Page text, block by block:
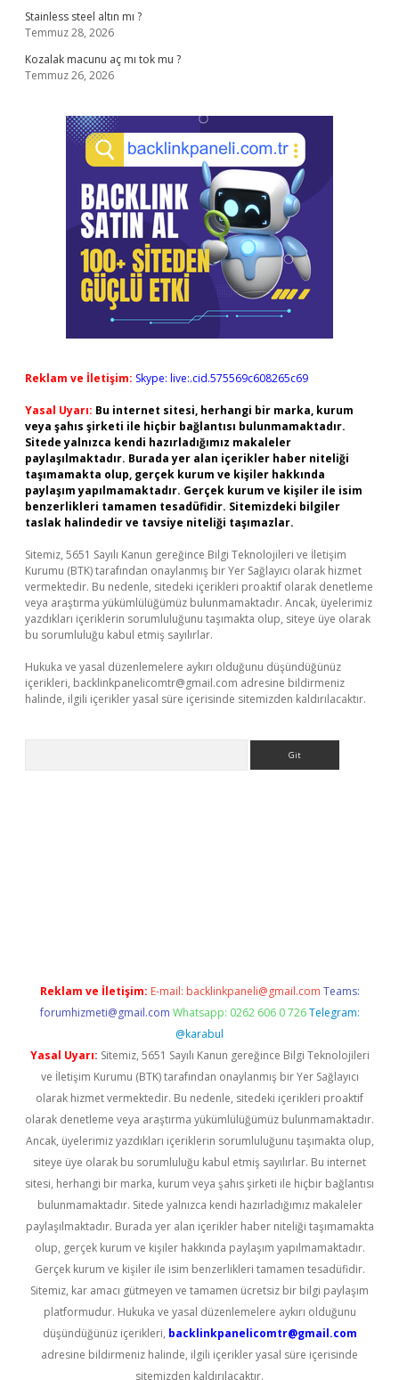
Stainless steel altın mı ?
Temmuz 28, 2026
Kozalak macunu aç mı tok mu ?
Temmuz 26, 2026
Reklam ve İletişim: Skype: live:.cid.575569c608265c69
Yasal Uyarı: Bu internet sitesi, herhangi bir marka, kurum
veya şahıs şirketi ile hiçbir bağlantısı bulunmamaktadır.
Sitede yalnızca kendi hazırladığımız makaleler
paylaşılmaktadır. Burada yer alan içerikler haber niteliği
taşımamakta olup, gerçek kurum ve kişiler hakkında
paylaşım yapılmamaktadır. Gerçek kurum ve kişiler ile isim
benzerlikleri tamamen tesadüfidir. Sitemizdeki bilgiler
taslak halindedir ve tavsiye niteliği taşımazlar.
Sitemiz, 5651 Sayılı Kanun gereğince Bilgi Teknolojileri ve İletişim
Kurumu (BTK) tarafından onaylanmış bir Yer Sağlayıcı olarak hizmet
vermektedir. Bu nedenle, sitedeki içerikleri proaktif olarak denetleme
veya araştırma yükümlülüğümüz bulunmamaktadır. Ancak, üyelerimiz
yazdıkları içeriklerin sorumluluğunu taşımakta olup, siteye üye olarak
bu sorumluluğu kabul etmiş sayılırlar.
Hukuka ve yasal düzenlemelere aykırı olduğunu düşündüğünüz
içerikleri, backlinkpanelicomtr@gmail.com adresine bildirmeniz
halinde, ilgili içerikler yasal süre içerisinde sitemizden kaldırılacaktır.
Reklam ve İletişim: E-mail: backlinkpaneli@gmail.com Teams:
forumhizmeti@gmail.com Whatsapp: 0262 606 0 726 Telegram:
@karabul
Yasal Uyarı: Sitemiz, 5651 Sayılı Kanun gereğince Bilgi Teknolojileri
ve İletişim Kurumu (BTK) tarafından onaylanmış bir Yer Sağlayıcı
olarak hizmet vermektedir. Bu nedenle, sitedeki içerikleri proaktif
olarak denetleme veya araştırma yükümlülüğümüz bulunmamaktadır.
Ancak, üyelerimiz yazdıkları içeriklerin sorumluluğunu taşımakta olup,
siteye üye olarak bu sorumluluğu kabul etmiş sayılırlar. Bu internet
sitesi, herhangi bir marka, kurum veya şahıs şirketi ile hiçbir bağlantısı
bulunmamaktadır. Sitede yalnızca kendi hazırladığımız makaleler
paylaşılmaktadır. Burada yer alan içerikler haber niteliği taşımamakta
olup, gerçek kurum ve kişiler hakkında paylaşım yapılmamaktadır.
Gerçek kurum ve kişiler ile isim benzerlikleri tamamen tesadüfidir.
Sitemiz, kar amacı gütmeyen ve tamamen ücretsiz bir bilgi paylaşım
platformudur. Hukuka ve yasal düzenlemelere aykırı olduğunu
düşündüğünüz içerikleri, backlinkpanelicomtr@gmail.com
adresine bildirmeniz halinde, ilgili içerikler yasal süre içerisinde
sitemizden kaldırılacaktır.